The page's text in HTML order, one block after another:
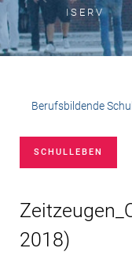
ISERV
Berufsbildende
SCHULLEBEN
2018)